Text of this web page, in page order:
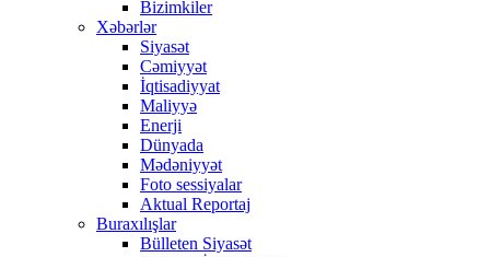
Bizimkiler
Xəbərlər
Siyasət
Cəmiyyət
İqtisadiyyat
Maliyyə
Enerji
Dünyada
Mədəniyyət
Foto sessiyalar
Aktual Reportaj
Buraxılışlar
Bülleten Siyasət